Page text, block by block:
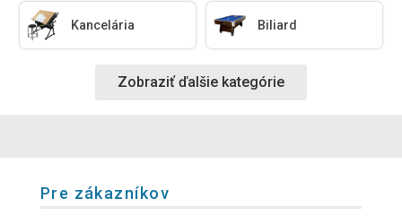
Kancelária Biliard
Zobraziť ďalšie kategórie
Pre zákazníkov